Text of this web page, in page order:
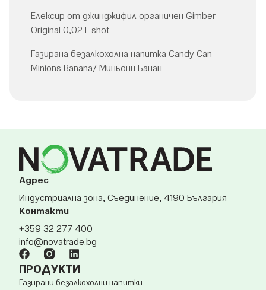
Елексир от джинджифил органичен Gimber
Original 0,02 L shot
Газирана безалкохолна напитка Candy Can
Minions Banana/ Миньони Банан
Адрес
Индустриална зона, Съединение, 4190 България
Контакти
+359 32 277 400
info@novatrade.bg
ПРОДУКТИ
Газирани безалкохолни напитки